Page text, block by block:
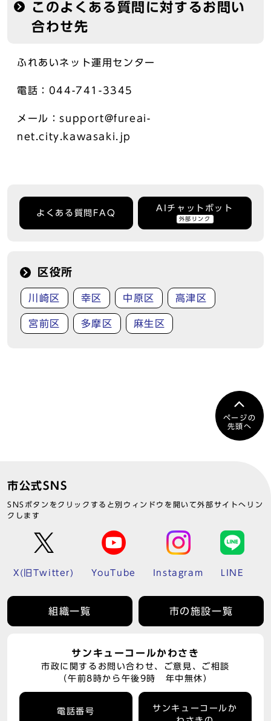
このよくある質問に対するお問い
合わせ先
ふれあいネット運用センター
電話：044-741-3345
メール：support@fureai-
net.city.kawasaki.jp
よくある質問FAQ
AIチャットボット
外部リンク
区役所
川崎区 幸区 中原区 高津区
宮前区 多摩区 麻生区
ページの
先頭へ
市公式SNS
SNSボタンをクリックすると別ウィンドウを開いて外部サイトへリン
クします
X(旧Twitter) YouTube Instagram LINE
組織一覧 市の施設一覧
サンキューコールかわさき
市政に関するお問い合わせ、ご意見、ご相談
（午前8時から午後9時 年中無休）
電話番号
サンキューコールか